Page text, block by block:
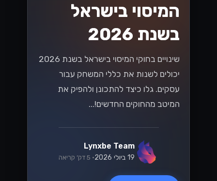
המיסוי בישראל
בשנת 2026
שינויים בחוקי המיסוי בישראל בשנת 2026
יכולים לשנות את כללי המשחק עבור
עסקים. גלו כיצד להתכונן ולהפיק את
המיטב מהחוקים החדשים!...
Lynxbe Team
19 ביולי 2026 • 5 דק׳ קריאה